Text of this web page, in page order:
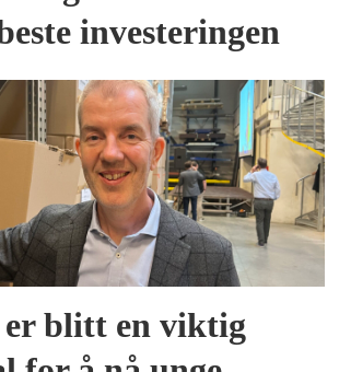
investeringen
blitt en viktig